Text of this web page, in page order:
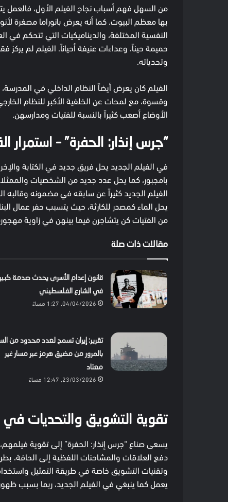
من السهل فهم أسباب نجاح الفيلم الأول، فالعمل
بها معظم البيوت. كما أنه يعرض بانوراما مصغرة
النفسية المختلفة، والديناميكيات التي تتحكم
حميمة حيناً، وعداءات عنيفة أحياناً. الفيلم لم
وتحدياته.
الفيلم كان يعرض أيضاً النظام الداخلي في
الأوضاع أصعب كثيراً بالنسبة للفتيات ومدارسهن.
“جرس إنذار: الحفرة” – استمرار
في الفيلم الجديد يحل فريق جديد في الكتابة
بامجبور، كما يحل عدد جديد من الشخصيات
الفيلم الجديد كثيراً عن سابقه في مضمونه وقالبه
يحل الماء كمصدر للكارثة، حيث يتسبب حفر عمال
من الفتيات كن يتشاجرن فيما بينهن في زاوية
مقالات ذات صلة
قانون إعدام الأسرى يحدث صدمة
في الشارع الفلسطيني
04/04/2026, 1:27 مساءً
تقرير: إيران تسمح لعدد محدود من
بالمرور من مضيق هرمز عبر مسار غير
معتاد
23/03/2026, 12:47 مساءً
تقوية التشويق والتحديات في
يسعى صناع “جرس إنذار: الحفرة” إلى تقوية
دفع العلاقات والمشاحنات اللفظية إلى الحافة،
وتقنيات التشويق خاصة في طريقة التمثيل
يعمل كما ينبغي في الفيلم الجديد، ربما بسبب